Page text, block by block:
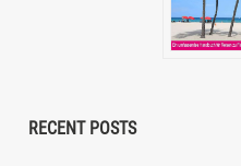
RECENT POSTS